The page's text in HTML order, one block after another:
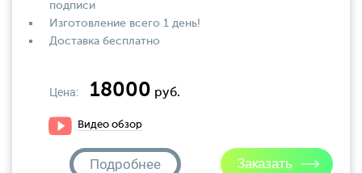
подписи
Изготовление всего 1 день!
Доставка бесплатно
Цена: 18000 руб.
Видео обзор
Подробнее